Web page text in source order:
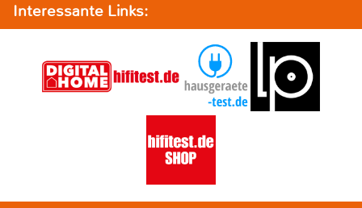
Interessante Links: